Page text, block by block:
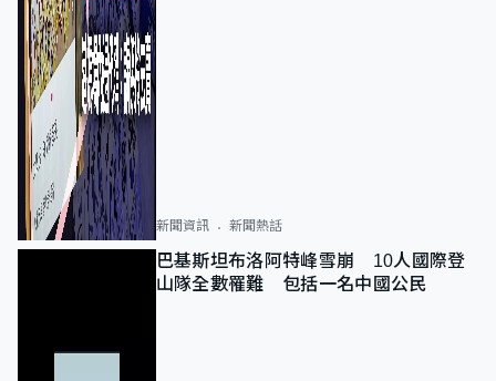
新聞資訊 新聞熱話
巴基斯坦布洛阿特峰雪崩 10人國際登
山隊全數罹難 包括一名中國公民